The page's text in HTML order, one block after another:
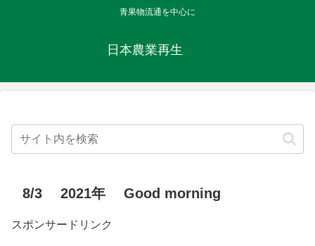
青果物流通を中心に
日本農業再生
8/3 2021年 Good morning
スポンサードリンク